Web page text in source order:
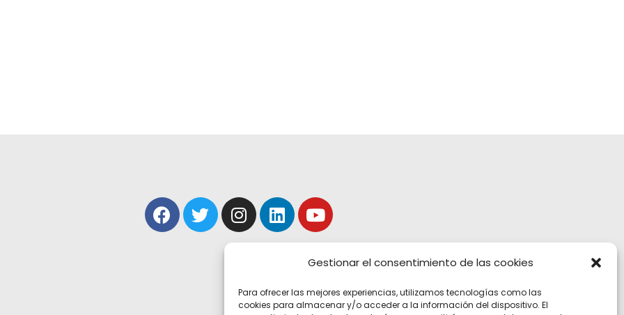
Gestionar el consentimiento de las cookies
Para ofrecer las mejores experiencias, utilizamos tecnologías como las
cookies para almacenar y/o acceder a la información del dispositivo. El